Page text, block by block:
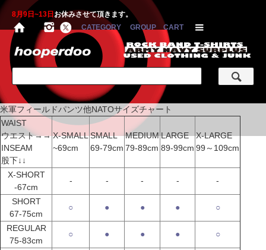
8月9日~13日 お休みさせて頂きます。
CATEGORY
GROUP CART
米軍フィールドパンツ他NATOサイズチャート
WAIST
ウエスト→→
INSEAM
股下↓↓
X-SMALL
~69cm
SMALL
69-79cm
MEDIUM
79-89cm
LARGE
89-99cm
X-LARGE
99～109cm
X-SHORT
-67cm
- - - - -
SHORT
67-75cm
○ ● ● ● ○
REGULAR
75-83cm
○ ● ● ● ○